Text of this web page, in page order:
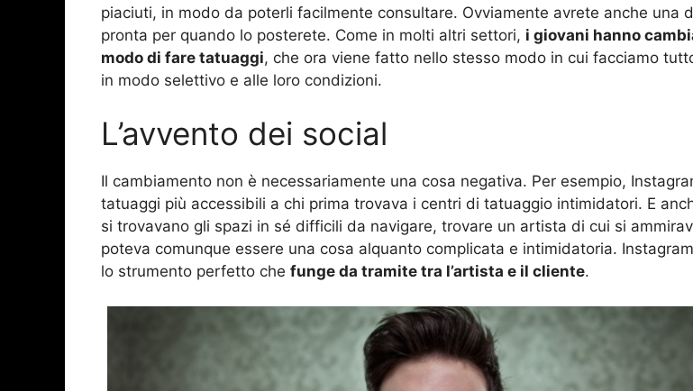
piaciuti, in modo da poterli facilmente consultare. Ovviamente avrete anche una
pronta per quando lo posterete. Come in molti altri settori, i giovani hanno
modo di fare tatuaggi, che ora viene fatto nello stesso modo in cui facciamo
in modo selettivo e alle loro condizioni.
L’avvento dei social
Il cambiamento non è necessariamente una cosa negativa. Per esempio,
tatuaggi più accessibili a chi prima trovava i centri di tatuaggio intimidatori. E
si trovavano gli spazi in sé difficili da navigare, trovare un artista di cui si
poteva comunque essere una cosa alquanto complicata e intimidatoria.
lo strumento perfetto che funge da tramite tra l’artista e il cliente.